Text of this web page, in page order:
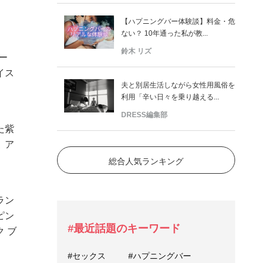
ス
紫
ア
ン
ン
ブ
【ハプニングバー体験談】料金・危
ない？ 10年通った私が教...
鈴木 リズ
夫と別居生活しながら女性用風俗を
利用「辛い日々を乗り越える...
DRESS編集部
総合人気ランキング
#最近話題のキーワード
#セックス #ハプニングバー